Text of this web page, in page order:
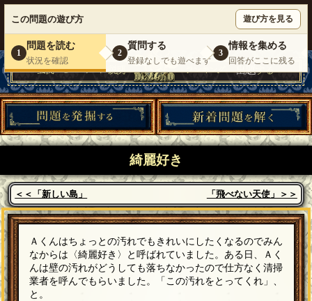
いらっしゃいませ。ゲスト |お問い合わせ
|
綺麗好き
＜＜「新しい島」 「飛べない天使」＞＞
この問題の遊び方 遊び方を見る
1
問題を読む
状況を確認
2
質問する
登録なしでも遊べます
3
情報を集める
回答がここに残る
Ａくんはちょっとの汚れでもきれいにしたくなるのでみん
なからは〈綺麗好き〉と呼ばれていました。ある日、Ａく
んは壁の汚れがどうしても落ちなかったので仕方なく清掃
業者を呼んでもらいました。「この汚れをとってくれ」、
と。